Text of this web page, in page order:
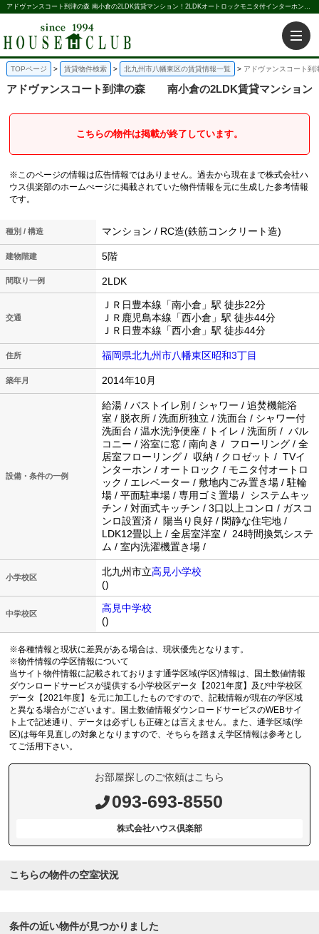
アドヴァンスコート到津の森 南小倉の2LDK賃貸マンション！2LDKオートロックモニタ付インターホンシステムキッチンカウンターキッチン｜株式会社ハウス倶楽部
TOPページ 賃貸物件検索 北九州市八幡東区の賃貸情報一覧 アドヴァンスコート到
アドヴァンスコート到津の森 南小倉の2LDK賃貸マンション
こちらの物件は掲載が終了しています。
※このページの情報は広告情報ではありません。過去から現在まで株式会社ハ
ウス倶楽部のホームぺージに掲載されていた物件情報を元に生成した参考情報
です。
種別 / 構造 マンション / RC造(鉄筋コンクリート造)
建物階建 5階
間取り一例 2LDK
交通
ＪＲ日豊本線「南小倉」駅 徒歩22分
ＪＲ鹿児島本線「西小倉」駅 徒歩44分
ＪＲ日豊本線「西小倉」駅 徒歩44分
住所 福岡県北九州市八幡東区昭和3丁目
築年月 2014年10月
設備・条件の一例
給湯 / バストイレ別 / シャワー / 追焚機能浴
室 / 脱衣所 / 洗面所独立 / 洗面台 / シャワー付
洗面台 / 温水洗浄便座 / トイレ / 洗面所 / バル
コニー / 浴室に窓 / 南向き / フローリング / 全
居室フローリング / 収納 / クロゼット / TVイ
ンターホン / オートロック / モニタ付オートロ
ック / エレベーター / 敷地内ごみ置き場 / 駐輪
場 / 平面駐車場 / 専用ゴミ置場 / システムキッ
チン / 対面式キッチン / 3口以上コンロ / ガスコ
ンロ設置済 / 陽当り良好 / 閑静な住宅地 /
LDK12畳以上 / 全居室洋室 / 24時間換気システ
ム / 室内洗濯機置き場 /
小学校区 北九州市立高見小学校
()
中学校区
高見中学校
()
※各種情報と現状に差異がある場合は、現状優先となります。
※物件情報の学区情報について
当サイト物件情報に記載されております通学区域(学区)情報は、国土数値情報
ダウンロードサービスが提供する小学校区データ【2021年度】及び中学校区
データ【2021年度】を元に加工したものですので、記載情報が現在の学区域
と異なる場合がございます。国土数値情報ダウンロードサービスのWEBサイ
ト上で記述通り、データは必ずしも正確とは言えません。また、通学区域(学
区)は毎年見直しの対象となりますので、そちらを踏まえ学区情報は参考とし
てご活用下さい。
お部屋探しのご依頼はこちら
093-693-8550
株式会社ハウス倶楽部
こちらの物件の空室状況
条件の近い物件が見つかりました